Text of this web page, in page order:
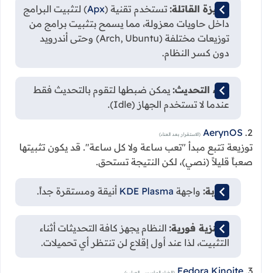
الميزة القاتلة: تستخدم تقنية (Apx) لتثبيت البرامج
داخل حاويات معزولة، مما يسمح بتثبيت برامج من
توزيعات مختلفة (Arch, Ubuntu) وحتى أندرويد
دون كسر النظام.
ذكاء التحديث: يمكن ضبطها لتقوم بالتحديث فقط
عندما لا تستخدم الجهاز (Idle).
2.
AerynOS (الاستقرار بعد العناء)
توزيعة تتبع مبدأ "تعب ساعة ولا كل ساعة". قد يكون تثبيتها
صعباً قليلاً (نصي)، لكن النتيجة تستحق.
التربة: واجهة KDE Plasma أنيقة ومستقرة جداً.
جاهزية فورية: النظام يجهز كافة التحديثات أثناء
التثبيت، لذا عند أول إقلاع لن تنتظر أي تحميلات.
3.
Fedora Kinoite